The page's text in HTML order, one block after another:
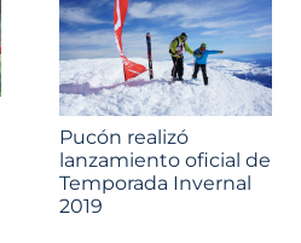
Pucón realizó
lanzamiento oficial de
Temporada Invernal
2019